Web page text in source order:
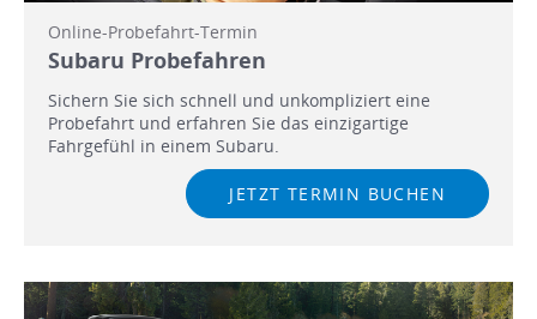
Online-Probefahrt-Termin
Subaru Probefahren
Sichern Sie sich schnell und unkompliziert eine
Probefahrt und erfahren Sie das einzigartige
Fahrgefühl in einem Subaru.
JETZT TERMIN BUCHEN